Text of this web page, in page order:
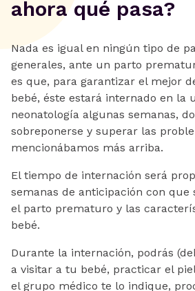
ahora qué pasa?
Nada es igual en ningún tipo de
generales, ante un parto
es que, para garantizar el mejor
bebé, éste estará internado en la
neonatología algunas semanas,
sobreponerse y superar las
mencionábamos más arriba.
El tiempo de internación será
semanas de anticipación con que
el parto prematuro y las
bebé.
Durante la internación, podrás
a visitar a tu bebé, practicar el
el grupo médico te lo indique,